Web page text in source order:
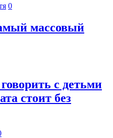
0
массовый
с детьми
стоит без